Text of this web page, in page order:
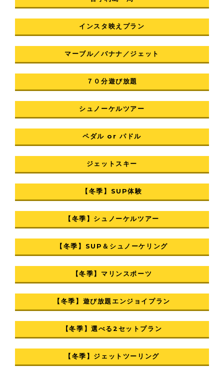
インスタ映えプラン
マーブル／バナナ／ジェット
７０分遊び放題
シュノーケルツアー
ペダル or パドル
ジェットスキー
【冬季】SUP体験
【冬季】シュノーケルツアー
【冬季】SUP＆シュノーケリング
【冬季】マリンスポーツ
【冬季】遊び放題エンジョイプラン
【冬季】選べる2セットプラン
【冬季】ジェットツーリング